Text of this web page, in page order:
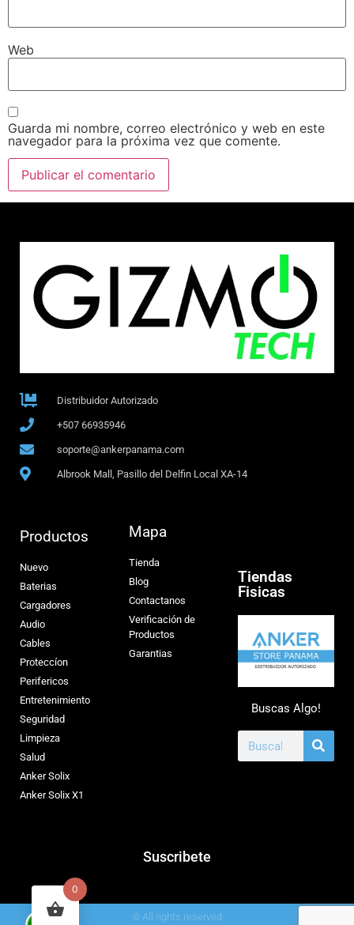
Web
Guarda mi nombre, correo electrónico y web en este
navegador para la próxima vez que comente.
Distribuidor Autorizado
+507 66935946
soporte@ankerpanama.com
Albrook Mall, Pasillo del Delfin Local XA-14
Productos
Nuevo
Baterias
Cargadores
Audio
Cables
Proteccíon
Perifericos
Entretenimiento
Seguridad
Limpieza
Salud
Anker Solix
Anker Solix X1
Mapa
Tienda
Blog
Contactanos
Verificación de
Productos
Garantias
Tiendas
Fisicas
Buscas Algo!
Suscribete
© All rights reserved
0